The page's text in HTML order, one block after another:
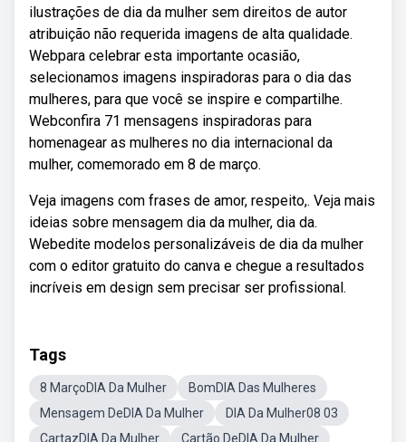
ilustrações de dia da mulher sem direitos de autor
atribuição não requerida imagens de alta qualidade.
Webpara celebrar esta importante ocasião,
selecionamos imagens inspiradoras para o dia das
mulheres, para que você se inspire e compartilhe.
Webconfira 71 mensagens inspiradoras para
homenagear as mulheres no dia internacional da
mulher, comemorado em 8 de março.
Veja imagens com frases de amor, respeito,. Veja mais
ideias sobre mensagem dia da mulher, dia da.
Webedite modelos personalizáveis de dia da mulher
com o editor gratuito do canva e chegue a resultados
incríveis em design sem precisar ser profissional.
Tags
8 MarçoDIA Da Mulher
BomDIA Das Mulheres
Mensagem DeDIA Da Mulher
DIA Da Mulher08 03
CartazDIA Da Mulher
Cartão DeDIA Da Mulher